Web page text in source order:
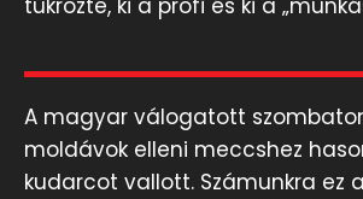
tükrözte, ki a profi és ki a
A magyar válogatott
moldávok elleni meccshez
kudarcot vallott. Számunkra ez